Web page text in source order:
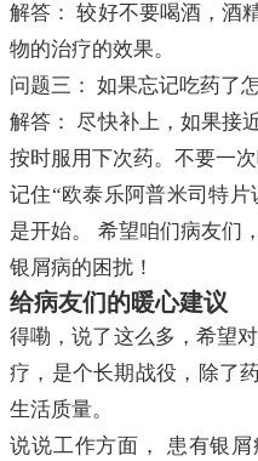
解答： 较好不要喝酒，酒
物的治疗的效果。
问题三： 如果忘记吃药了
解答： 尽快补上，如果接
按时服用下次药。不要一次
记住“欧泰乐阿普米司特
是开始。 希望咱们病友们
银屑病的困扰！
给病友们的暖心建议
得嘞，说了这么多，希望
疗，是个长期战役，除了
生活质量。
说说工作方面， 患有银